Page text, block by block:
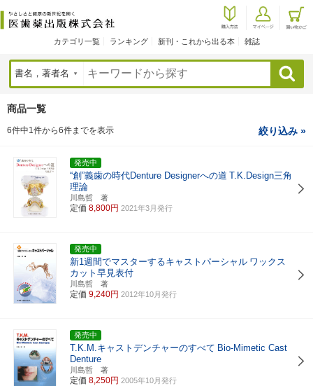
カテゴリ一覧 ランキング 新刊・これから出る本 雑誌
検索
商品一覧
6件中1件から6件までを表示 絞り込み »
発売中
“創”義歯の時代Denture Designerへの道 T.K.Design三角
理論
川島哲 著
定価 8,800円 2021年3月発行
発売中
新1週間でマスターするキャストパーシャル ワックス
カット早見表付
川島哲 著
定価 9,240円 2012年10月発行
発売中
T.K.M.キャストデンチャーのすべて Bio-Mimetic Cast
Denture
川島哲 著
定価 8,250円 2005年10月発行